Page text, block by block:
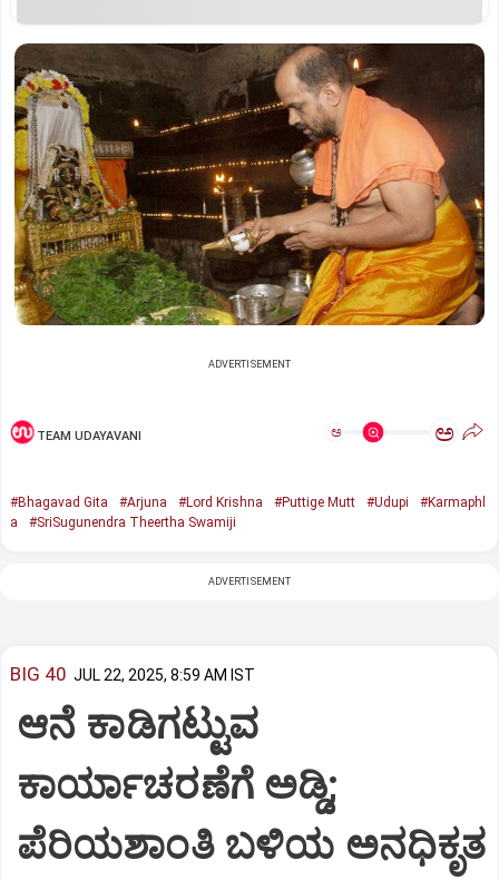
ADVERTISEMENT
TEAM UDAYAVANI ಅ ಅ
#Bhagavad Gita #Arjuna #Lord Krishna #Puttige Mutt #Udupi
#Karmaphl
a
#SriSugunendra Theertha Swamiji
ADVERTISEMENT
BIG 40 JUL 22, 2025, 8:59 AM IST
ಆನೆ ಕಾಡಿಗಟ್ಟುವ
ಕಾರ್ಯಾಚರಣೆಗೆ ಅಡ್ಡಿ;
ಪೆರಿಯಶಾಂತಿ ಬಳಿಯ ಅನಧಿಕೃತ